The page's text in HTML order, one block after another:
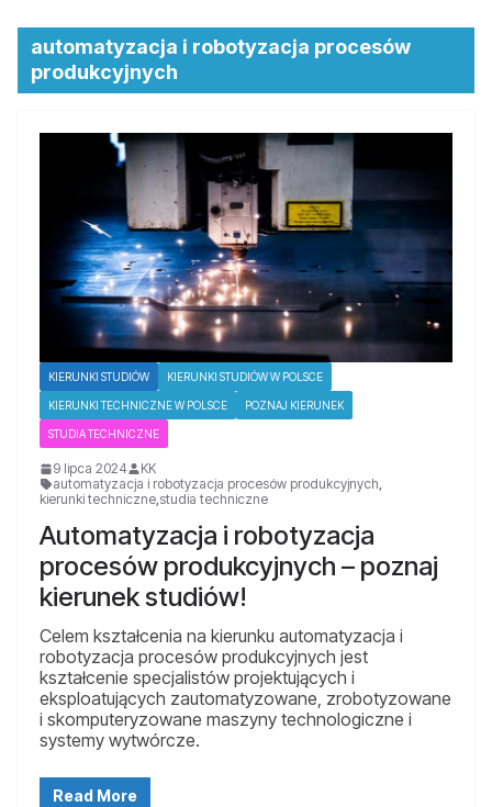
automatyzacja i robotyzacja procesów
produkcyjnych
KIERUNKI STUDIÓW KIERUNKI STUDIÓW W POLSCE
KIERUNKI TECHNICZNE W POLSCE POZNAJ KIERUNEK
STUDIA TECHNICZNE
9 lipca 2024
KK
automatyzacja i robotyzacja procesów produkcyjnych,
kierunki techniczne,studia techniczne
Automatyzacja i robotyzacja
procesów produkcyjnych – poznaj
kierunek studiów!
Celem kształcenia na kierunku automatyzacja i
robotyzacja procesów produkcyjnych jest
kształcenie specjalistów projektujących i
eksploatujących zautomatyzowane, zrobotyzowane
i skomputeryzowane maszyny technologiczne i
systemy wytwórcze.
Read More